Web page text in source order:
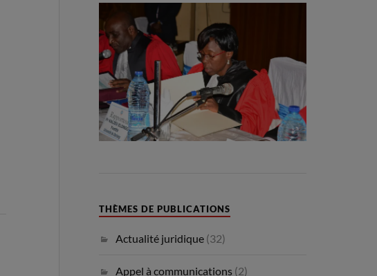
THÈMES DE PUBLICATIONS
Actualité juridique (32)
Appel à communications (2)